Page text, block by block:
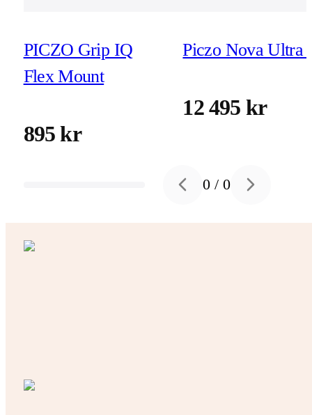
PICZO Grip IQ
Flex Mount
895 kr
Piczo Nova Ultra
12 495 kr
Previous slide
0 /0 Next slide